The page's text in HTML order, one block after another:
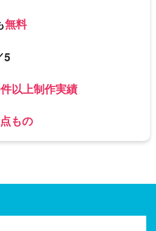
無料
5
以上制作実績
もの